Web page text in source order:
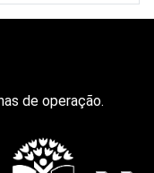
de operação.